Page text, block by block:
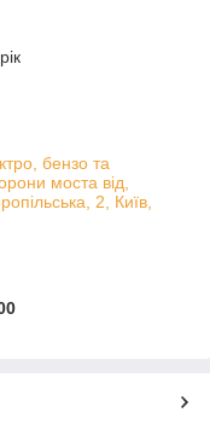
бензо та
моста від,
2, Київ,